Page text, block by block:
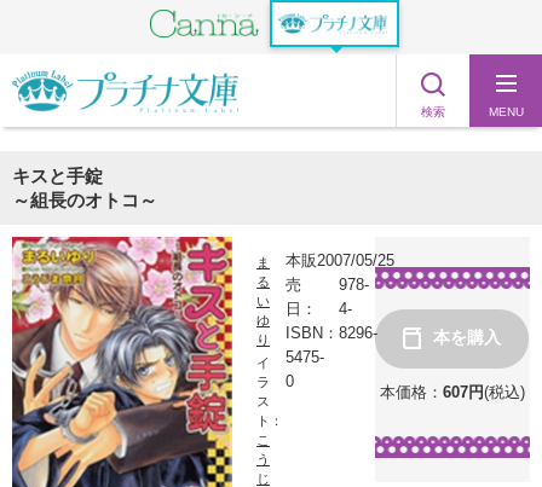
検索 MENU
キスと手錠
～組長のオトコ～
ま
る
い
ゆ
り
イ
ラ
ス
ト：
こ
う
じ
本を購入
本価格： 607円(税込)
本販
売
日：
2007/05/25
ISBN：
978-
4-
8296-
5475-
0